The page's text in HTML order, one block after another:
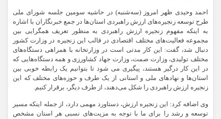
احمد وحیدی ظهر امروز (سه‌شنبه) در حاشیه سومین جلسه شورای ملی
طرح توسعه زنجیره‌های ارزش راهبردی استان‌ها در جمع خبرنگاران با اشاره
به اینکه مفهوم زنجیره ارزش راهبردی به منظور تعریف همگرایی بین
مجموعه فعالیت‌های مختلف اقتصادی در قالب این زنجیره در وزارت کشور
دنبال شد، گفت: این کار مدتی است در وزارتخانه با همراهی دستگاه‌های
مختلف تولیدی، وزارت صمت، وزارت جهاد کشاورزی و همه دستگاه‌هایی که
در این کار درگیر هستند، پیگیری می شود تا بتوانیم یک رابطه خوبی بین
استان‌ها و نهادهای ملی و استانی از یک طرف و حوزه‌های مختلف که این
زنجیره ارزش راهبردی را شکل می‌دهند، از طرف دیگر، برقرار کنیم.
وی اضافه کرد: این زنجیره ارزش، دستاورد مهمی دارد، از جمله اینکه مسیر
توسعه و رشد را برای ما با توجه به مزیت‌های نسبی هر استان مشخص